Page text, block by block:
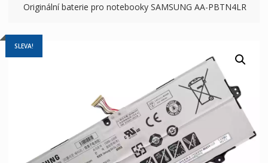
Originální baterie pro notebooky SAMSUNG AA-PBTN4LR
SLEVA!